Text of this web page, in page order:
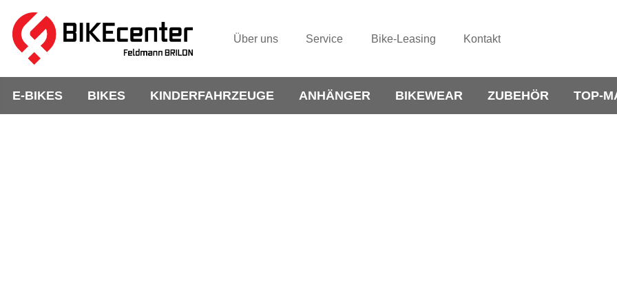
Über uns Service Bike-Leasing Kontakt
E-BIKES BIKES KINDERFAHRZEUGE ANHÄNGER BIKEWEAR ZUBEHÖR TOP-